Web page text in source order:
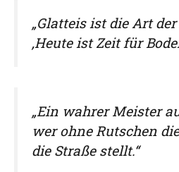
„Glatteis ist die Art
‚Heute ist Zeit für
„Ein wahrer Meister
wer ohne Rutschen
die Straße stellt.“